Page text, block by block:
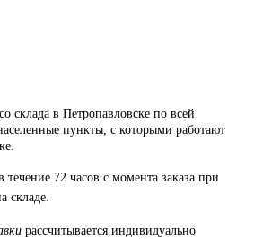
склада в Петропавловске по всей
пункты, с которыми работают
течение 72 часов с момента заказа при
складе.
рассчитывается индивидуально